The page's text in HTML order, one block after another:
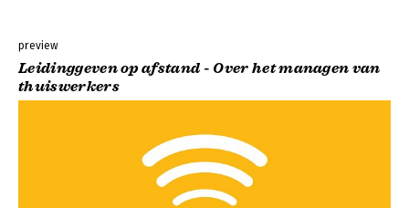
preview
Leidinggeven op afstand - Over het managen van
thuiswerkers